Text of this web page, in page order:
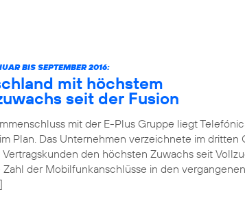
BIS SEPTEMBER 2016:
mit höchstem
seit der Fusion
mit der E-Plus Gruppe liegt
Plan. Das Unternehmen verzeichnete im dritten
den höchsten Zuwachs seit
der Mobilfunkanschlüsse in den